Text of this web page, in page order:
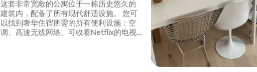
这套非常宽敞的公寓位于一栋历史悠久的
建筑内，配备了所有现代舒适设施。 您可
以找到奢华住宿所需的所有便利设施：空
调、高速无线网络、可收看Netflix的电视